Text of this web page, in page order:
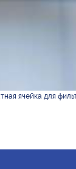
ячейка для